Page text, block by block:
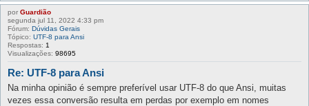
por Guardião
segunda jul 11, 2022 4:33 pm
Fórum: Dúvidas Gerais
Tópico: UTF-8 para Ansi
Respostas: 1
Visualizações: 98695
Re: UTF-8 para Ansi
Na minha opinião é sempre preferível usar UTF-8 do que Ansi, muitas
vezes essa conversão resulta em perdas por exemplo em nomes